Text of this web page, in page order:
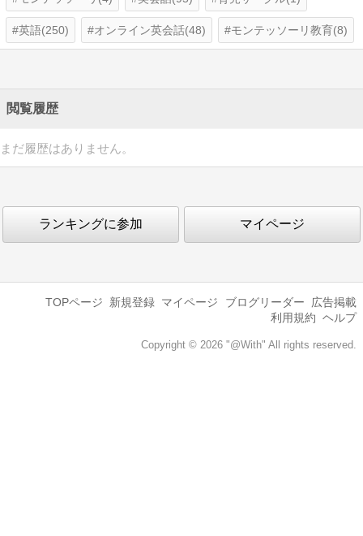
英語(250) オンライン英会話(48) モンテッソーリ教育(8)
閲覧履歴
まだ履歴はありません。
ランキングに参加 マイページ
TOPページ 新規登録 マイページ ブログリーダー
広告掲載
利用規約 ヘルプ
Copyright © 2026 "@With" All rights reserved.